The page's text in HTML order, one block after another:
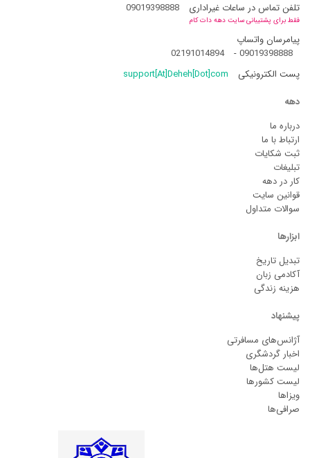
تلفن تماس در ساعات غیراداری 09019398888
فقط برای پشتیبانی سایت دهه دات کام
پیامرسان واتساپ
09019398888
-
02191014894
پست الکترونیکی
support[At]Deheh[Dot]com
دهه
درباره ما
ارتباط با ما
ثبت شکایات
تبلیغات
کار در دهه
قوانین سایت
سوالات متداول
ابزارها
تبدیل تاریخ
آکادمی زبان
هزینه زندگی
پیشنهاد
آژانس‌های مسافرتی
اخبار گردشگری
لیست هتل‌ها
لیست کشورها
ویزاها
صرافی‌ها